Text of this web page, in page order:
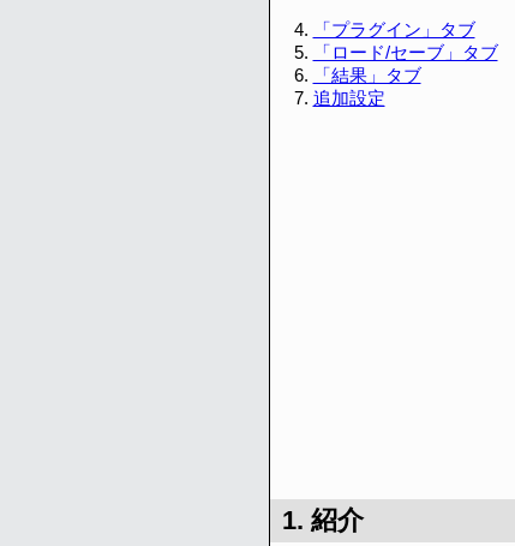
4.
「プラグイン」タブ
5.
「ロード/セーブ」タブ
6.
「結果」タブ
7. 追加設定
1. 紹介